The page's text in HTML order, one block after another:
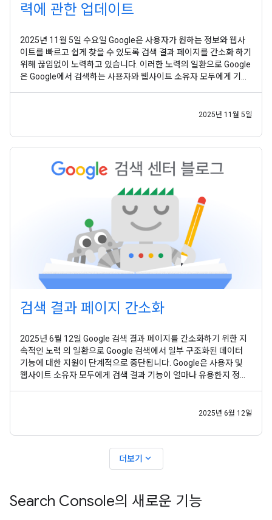
력에 관한 업데이트
2025년 11월 5일 수요일 Google은 사용자가 원하는 정보와 웹사
이트를 빠르고 쉽게 찾을 수 있도록 검색 결과 페이지를 간소화 하기
위해 끊임없이 노력하고 있습니다. 이러한 노력의 일환으로 Google
은 Google에서 검색하는 사용자와 웹사이트 소유자 모두에게 기존
2025년 11월 5일
검색 결과 페이지 간소화
2025년 6월 12일 Google 검색 결과 페이지를 간소화하기 위한 지
속적인 노력 의 일환으로 Google 검색에서 일부 구조화된 데이터
기능에 대한 지원이 단계적으로 중단됩니다. Google은 사용자 및
웹사이트 소유자 모두에게 검색 결과 기능이 얼마나 유용한지 정기
2025년 6월 12일
더보기 expand_more
Search Console의 새로운 기능